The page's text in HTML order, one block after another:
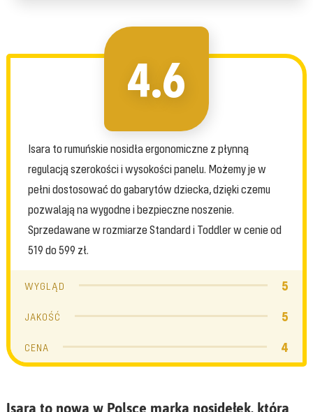
Isara to rumuńskie nosidła ergonomiczne z płynną
regulacją szerokości i wysokości panelu. Możemy je w
pełni dostosować do gabarytów dziecka, dzięki czemu
pozwalają na wygodne i bezpieczne noszenie.
Sprzedawane w rozmiarze Standard i Toddler w cenie od
519 do 599 zł.
4.6
WYGLĄD 5
JAKOŚĆ 5
CENA 4
Isara to nowa w Polsce marka nosidełek, która